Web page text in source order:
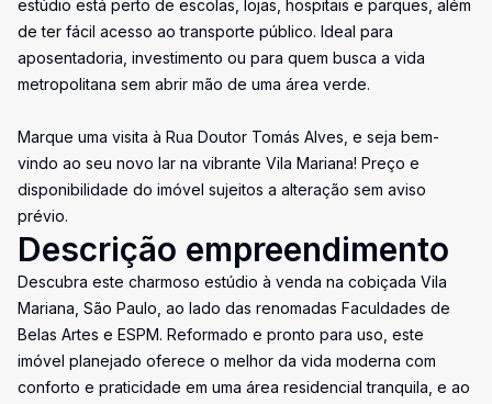
estúdio está perto de escolas, lojas, hospitais e parques, além
de ter fácil acesso ao transporte público. Ideal para
aposentadoria, investimento ou para quem busca a vida
metropolitana sem abrir mão de uma área verde.
Marque uma visita à Rua Doutor Tomás Alves, e seja bem-
vindo ao seu novo lar na vibrante Vila Mariana! Preço e
disponibilidade do imóvel sujeitos a alteração sem aviso
prévio.
Descrição empreendimento
Descubra este charmoso estúdio à venda na cobiçada Vila
Mariana, São Paulo, ao lado das renomadas Faculdades de
Belas Artes e ESPM. Reformado e pronto para uso, este
imóvel planejado oferece o melhor da vida moderna com
conforto e praticidade em uma área residencial tranquila, e ao